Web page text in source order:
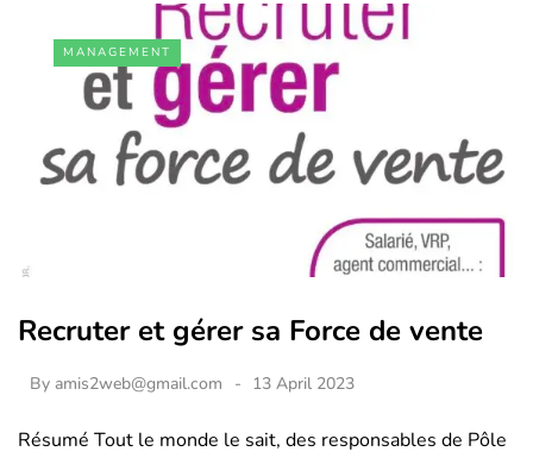
MANAGEMENT
Recruter et gérer sa Force de vente
By amis2web@gmail.com 13 April 2023
Résumé Tout le monde le sait, des responsables de Pôle